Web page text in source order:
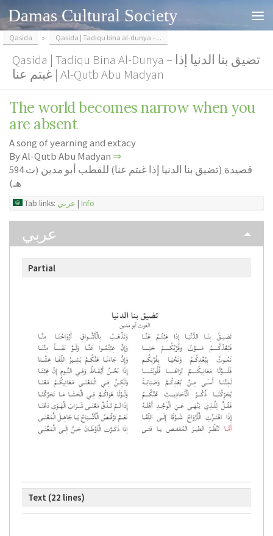
Skip to content
Damas Cultural Society
Qasida » Qasida | Tadiqu bina al-dunya –...
Qasida | Tadiqu Bina Al-Dunya – تضيق بنا الدنيا إذا
غبتم عنا | Al-Qutb Abu Madyan
The world becomes narrow when you
are absent
A song of yearning and extacy
By Al-Qutb Abu Madyan ⇒
قصيدة (تضيق بنا الدنيا إذا غبتم عنا) للقطب أبو مدين (ت 594
هـ)
Tab links: عربي | Info
عربي
Partial
Text (22 lines)